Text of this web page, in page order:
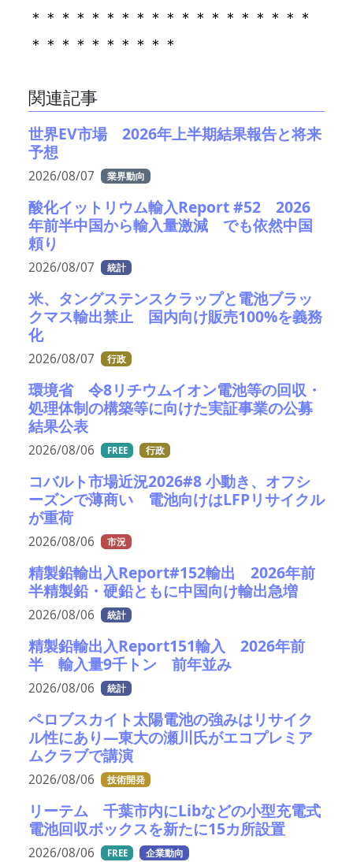
＊＊＊＊＊＊＊＊＊＊＊＊＊＊＊＊＊＊＊
＊＊＊＊＊＊＊＊＊＊
関連記事
世界EV市場 2026年上半期結果報告と将来
予想
2026/08/07 業界動向
酸化イットリウム輸入Report #52 2026
年前半中国から輸入量激減 でも依然中国
頼り
2026/08/07 統計
米、タングステンスクラップと電池ブラッ
クマス輸出禁止 国内向け販売100%を義務
化
2026/08/07 行政
環境省 令8リチウムイオン電池等の回収・
処理体制の構築等に向けた実証事業の公募
結果公表
2026/08/06 FREE 行政
コバルト市場近況2026#8 小動き、オフシ
ーズンで薄商い 電池向けはLFPリサイクル
が重荷
2026/08/06 市況
精製鉛輸出入Report#152輸出 2026年前
半精製鉛・硬鉛ともに中国向け輸出急増
2026/08/06 統計
精製鉛輸出入Report151輸入 2026年前
半 輸入量9千トン 前年並み
2026/08/06 統計
ペロブスカイト太陽電池の強みはリサイク
ル性にあり―東大の瀬川氏がエコプレミア
ムクラブで講演
2026/08/06 技術開発
リーテム 千葉市内にLibなどの小型充電式
電池回収ボックスを新たに15カ所設置
2026/08/06 FREE 企業動向